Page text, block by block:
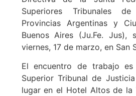
Superiores Tribunales
Provincias Argentinas y
Buenos Aires (Ju.Fe. Jus),
viernes, 17 de marzo, en San
El encuentro de trabajo
Superior Tribunal de
lugar en el Hotel Altos de